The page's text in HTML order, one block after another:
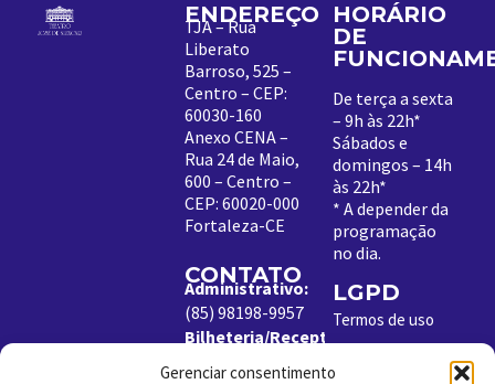
Gerenciar consentimento
ENDEREÇO
TJA – Rua
Liberato
Barroso, 525 –
Centro – CEP:
60030-160
Anexo CENA –
Rua 24 de Maio,
600 – Centro –
CEP: 60020-000
Fortaleza-CE
CONTATO
Administrativo:
(85) 98198-9957
Bilheteria/Receptivo:
(85) 99204-8843
HORÁRIO
DE
De terça a sexta
– 9h às 22h*
Sábados e
domingos – 14h
às 22h*
* A depender da
programação
no dia.
LGPD
Termos de uso